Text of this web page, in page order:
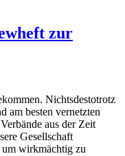
zur
Nichtsdestotrotz
am besten vernetzten
aus der Zeit
Gesellschaft
um wirkmächtig zu